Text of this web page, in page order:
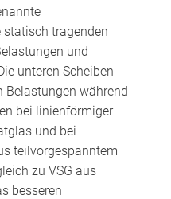
statisch tragenden
und
unteren Scheiben
Belastungen während
bei linienförmiger
und bei
teilvorgespanntem
zu VSG aus
besseren